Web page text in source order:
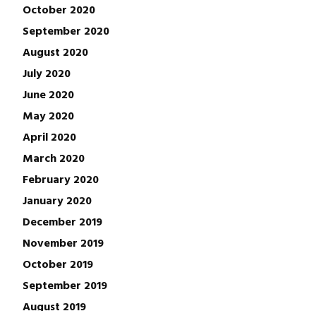
October 2020
September 2020
August 2020
July 2020
June 2020
May 2020
April 2020
March 2020
February 2020
January 2020
December 2019
November 2019
October 2019
September 2019
August 2019